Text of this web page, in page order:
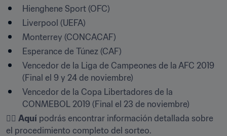
Hienghene Sport (OFC)
Liverpool (UEFA)
Monterrey (CONCACAF)
Esperance de Túnez (CAF)
Vencedor de la Liga de Campeones de la AFC 2019
(Final el 9 y 24 de noviembre)
Vencedor de la Copa Libertadores de la
CONMEBOL 2019 (Final el 23 de noviembre)
👇🏼 Aquí podrás encontrar información detallada sobre
el procedimiento completo del sorteo.